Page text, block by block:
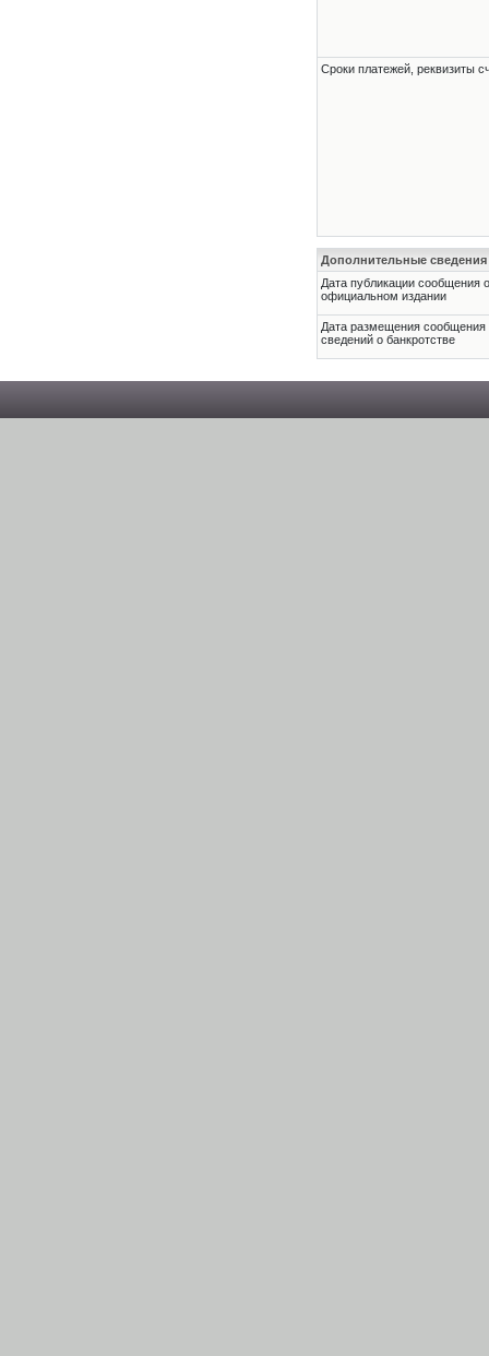
Сроки платежей, реквизиты
Дополнительные сведения
Дата публикации сообщения
официальном издании
Дата размещения
сведений о банкротстве